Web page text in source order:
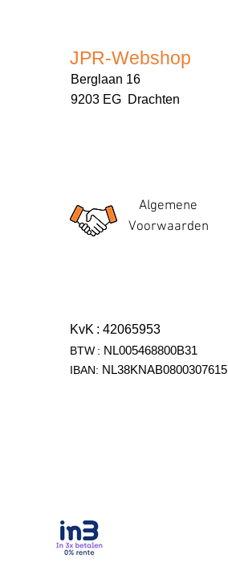
JPR-Webshop
Berglaan 16
9203 EG Drachten
Algemene
Voorwaarden
KvK : 42065953
BTW : NL005468800B31
IBAN: NL38KNAB0800307615